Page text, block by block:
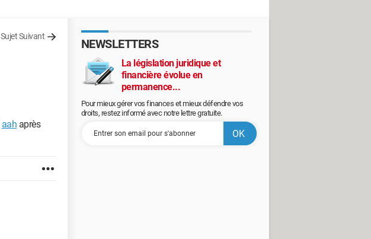
Sujet Suivant
aah après
NEWSLETTERS
La législation juridique et
financière évolue en
permanence...
Pour mieux gérer vos finances et mieux défendre vos
droits, restez informé avec notre lettre gratuite.